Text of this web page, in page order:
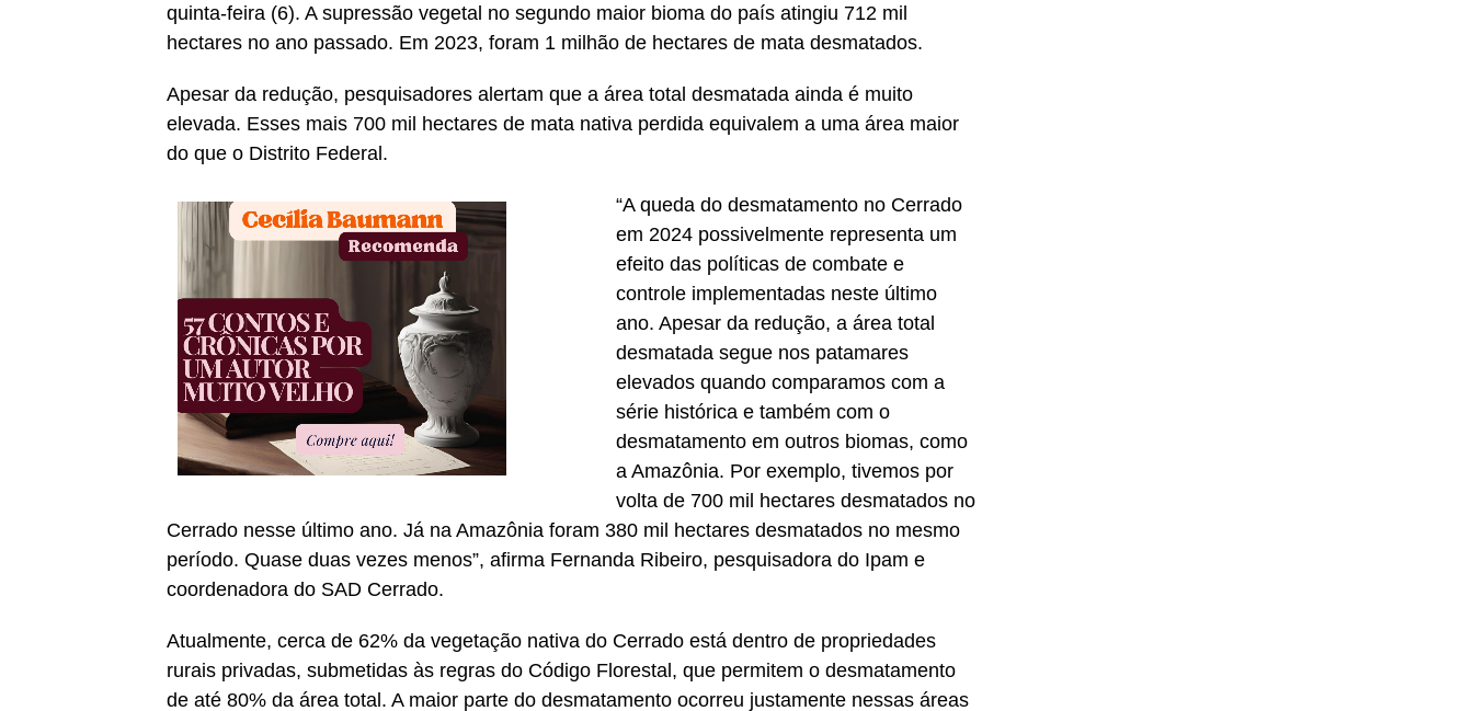
quinta-feira (6). A supressão vegetal no segundo maior bioma do país atingiu 712 mil
hectares no ano passado. Em 2023, foram 1 milhão de hectares de mata desmatados.
Apesar da redução, pesquisadores alertam que a área total desmatada ainda é muito
elevada. Esses mais 700 mil hectares de mata nativa perdida equivalem a uma área maior
do que o Distrito Federal.
“A queda do desmatamento no Cerrado
em 2024 possivelmente representa um
efeito das políticas de combate e
controle implementadas neste último
ano. Apesar da redução, a área total
desmatada segue nos patamares
elevados quando comparamos com a
série histórica e também com o
desmatamento em outros biomas, como
a Amazônia. Por exemplo, tivemos por
volta de 700 mil hectares desmatados no
Cerrado nesse último ano. Já na Amazônia foram 380 mil hectares desmatados no mesmo
período. Quase duas vezes menos”, afirma Fernanda Ribeiro, pesquisadora do Ipam e
coordenadora do SAD Cerrado.
Atualmente, cerca de 62% da vegetação nativa do Cerrado está dentro de propriedades
rurais privadas, submetidas às regras do Código Florestal, que permitem o desmatamento
de até 80% da área total. A maior parte do desmatamento ocorreu justamente nessas áreas